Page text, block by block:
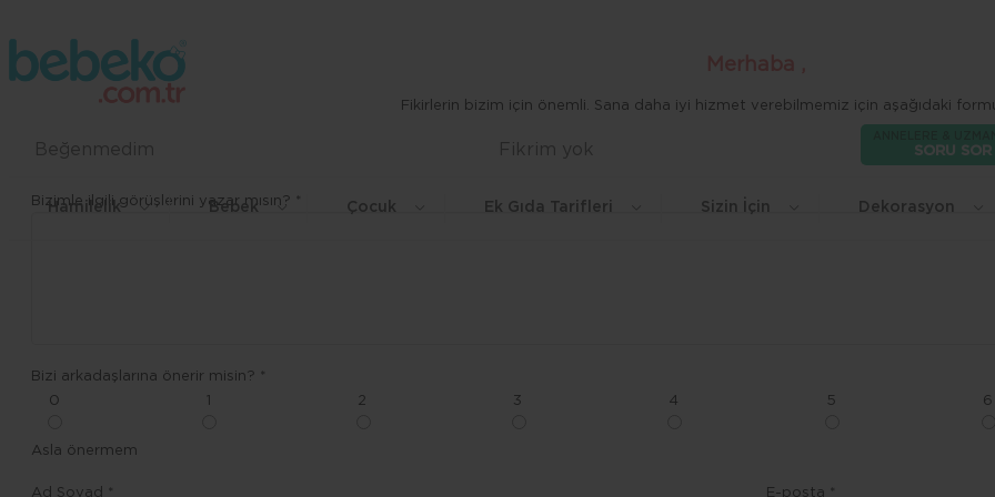
SORU SOR
Hamilelik Bebek Çocuk Ek Gıda Tarifleri Sizin İçin Dekorasyon
Fikirlerin bizim için önemli. Sana daha iyi hizmet verebilmemiz için aşağıdaki
Beğenmedim Fikrim yok
Bizimle ilgili görüşlerini yazar mısın? *
Bizi arkadaşlarına önerir misin? *
0
2 3 4 5 6
Asla önermem
Ad Soyad * E-posta *